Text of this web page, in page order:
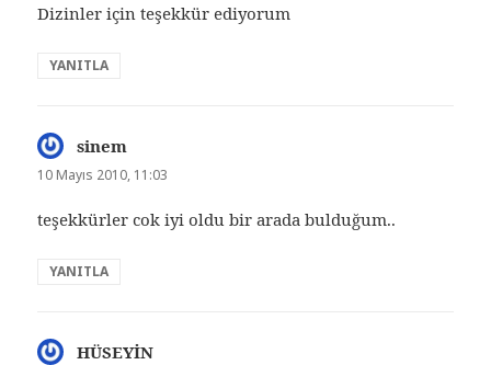
Dizinler için teşekkür ediyorum
YANITLA
sinem
ki:
10 Mayıs 2010, 11:03
teşekkürler cok iyi oldu bir arada bulduğum..
YANITLA
HÜSEYİN